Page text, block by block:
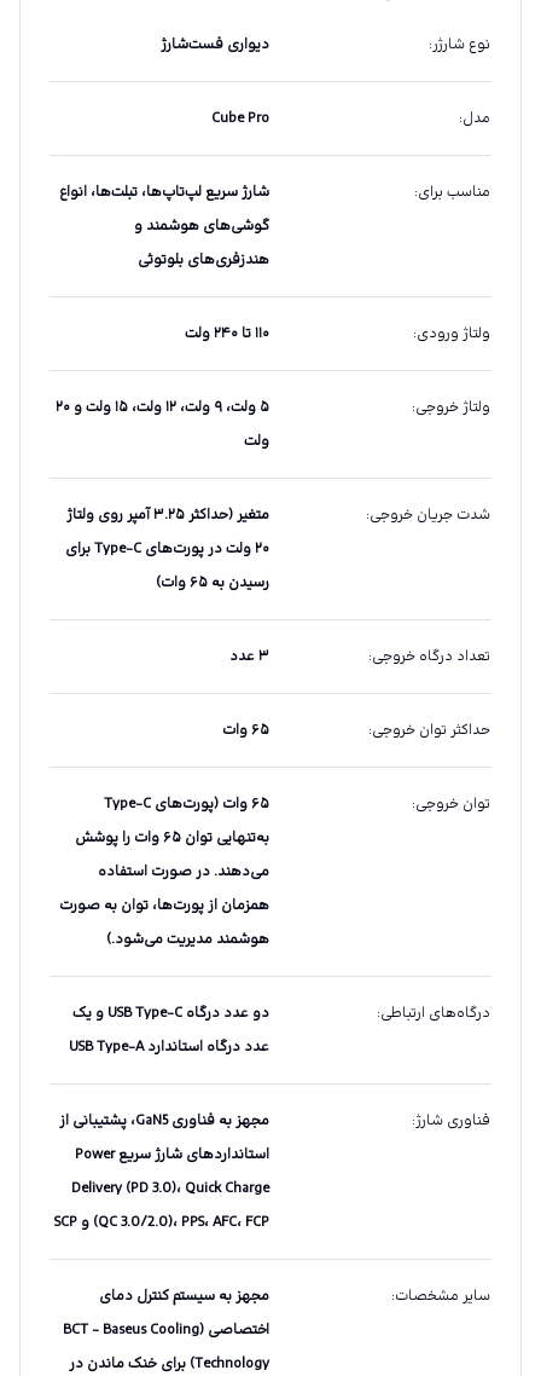
نوع شارژر: دیواری فست‌شارژ
مدل:
Cube Pro
مناسب برای:
شارژ سریع لپ‌تاپ‌ها، تبلت‌ها، انواع
گوشی‌های هوشمند و
هندزفری‌های بلوتوثی
ولتاژ ورودی: ۱۱۰ تا ۲۴۰ ولت
ولتاژ خروجی:
۵ ولت، ۹ ولت، ۱۲ ولت، ۱۵ ولت و ۲۰
ولت
شدت جریان خروجی:
متغیر (حداکثر ۳.۲۵ آمپر روی ولتاژ
۲۰ ولت در پورت‌های Type-C برای
رسیدن به ۶۵ وات)
تعداد درگاه خروجی: ۳ عدد
حداکثر توان خروجی: ۶۵ وات
توان خروجی:
۶۵ وات (پورت‌های Type-C
به‌تنهایی توان ۶۵ وات را پوشش
می‌دهند. در صورت استفاده
همزمان از پورت‌ها، توان به صورت
هوشمند مدیریت می‌شود.)
درگاه‌های ارتباطی:
دو عدد درگاه USB Type-C و یک
عدد درگاه استاندارد USB Type-A
فناوری شارژ:
مجهز به فناوری GaN5، پشتیبانی از
استانداردهای شارژ سریع Power
Delivery (PD 3.0)، Quick Charge
(QC 3.0/2.0)، PPS، AFC، FCP و SCP
سایر مشخصات:
مجهز به سیستم کنترل دمای
اختصاصی (BCT - Baseus Cooling
Technology) برای خنک ماندن در